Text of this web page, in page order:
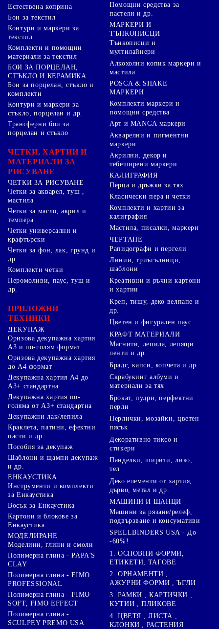
Естествена коприна
Бои за текстил
Контури и маркери за
текстил
Комплекти и помощни
материали за текстил
БОИ ЗА ПОРЦЕЛАН,
СТЪКЛО И КЕРАМИКА
Бои за порцелан, стъкло и
комплекти
Контури и маркери за
стъкло, порцелан и др.
Трансферни бои за
порцелан и стъкло
ЧЕТКИ, ХАРТИИ И
МАТЕРИАЛИ ЗА
РИСУВАНЕ
ЧЕТКИ ЗА РИСУВАНЕ
Четки за акварел, туш ,
мастила
Четки за масло, акрил и
темпера
Четки универсални и
крафтърски
Четки за фон, лак, грунд и
др.
Комплекти четки
Помощни средства за
пастели и др.
МАРКЕРИ И
ТЪНКОПИСЦИ
Тънкописци и
мултилайнери
Алкохолни копик маркери и
мастила
POSCA & SHAKE
МАРКЕРИ
Комплекти маркери и
помощни средства
Арт и MANGA маркери
Акварелни и пигментни
маркери
Акрилни, декор и
тебеширени маркери
КАЛИГРАФИЯ
Перца и дръжки за тях
Класически пера и четки
Комплекти и хартии за
калиграфия
Мастила, писалки, маркери
ЧЕРТАНЕ
Рапидографи и пергели
Линии, триъгълници,
шаблони
Перомоливи, паус, туш и
др.
ПРИЛОЖНИ
ТЕХНИКИ
ДЕКУПАЖ
Оризова декупажна хартия
А3 и по-голям формат
Оризова декупажна хартия
до А4 формат
Декупажна хартия А4 до
А3+ стандартна
Декупажна хартия по-
голяма от А3+ стандартна
Декупажни лак/лепила
Краклета, патини, ефектни
пасти и др.
Пособия за декупаж
Шаблони и щампи декупаж
и др.
ЕНКАУСТИКА
Инструменти и комплекти
за Енкаустика
Восък за Енкаустика
Картони и блокове за
Енкаустика
МОДЕЛИРАНЕ
Моделини, глини и смоли
Полимерна глина - PAPA'S
CLAY
Полимерна глина - FIMO
PROFESSIONAL
Полимерна глина - FIMO
SOFT, FIMO EFFECT
Полимерна глина -
SCULPEY PREMO USA
Креативни и ръчни картони
и хартии
Креп, тишу, деко велпапе и
др.
Цветен и фигурален паус
КРАФТ МАТЕРИАЛИ
Магнити, лепила, лепящи
ленти и др.
Брадс, капси, копчета и др.
Скрабукинг албуми и
материали за тях
Брокат, пудри, перфектни
перли
Перлички, мозайки, цветен
пясък
Декоративно тиксо и
стикери
Панделки, ширити, лико,
тел
Деко елементи от хартия,
дърво, метал и др.
МАШИНИ И ЩАНЦИ
Машини за рязане/релеф,
подвързване и консумативи
SPELLBINDERS USA - До
-60%!
1. ОСНОВНИ ФОРМИ,
ЕТИКЕТИ, ТАГОВЕ
2. ОРНАМЕНТИ ,
АЖУРНИ ФОРМИ , ЪГЛИ
3. РАМКИ , КАРТИЧКИ ,
КУТИИ , ПЛИКОВЕ
4. ЦВЕТЯ , ЛИСТА ,
КЛОНКИ , РАСТЕНИЯ